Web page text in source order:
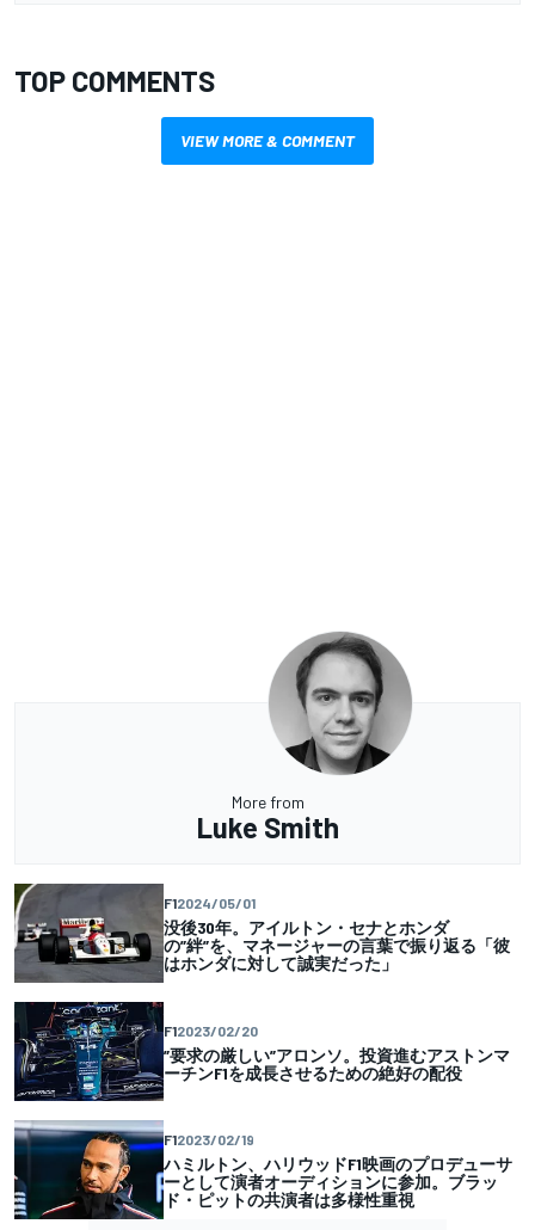
TOP COMMENTS
VIEW MORE & COMMENT
More from
Luke Smith
F12024/05/01
没後30年。アイルトン・セナとホンダ
の”絆”を、マネージャーの言葉で振り返る「彼
はホンダに対して誠実だった」
F12023/02/20
”要求の厳しい”アロンソ。投資進むアストンマ
ーチンF1を成長させるための絶好の配役
F12023/02/19
ハミルトン、ハリウッドF1映画のプロデューサ
ーとして演者オーディションに参加。ブラッ
ド・ピットの共演者は多様性重視